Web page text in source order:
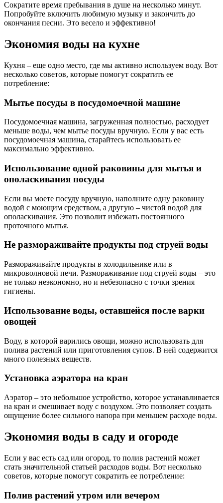
Сократите время пребывания в душе на несколько минут.
Попробуйте включить любимую музыку и закончить до
окончания песни. Это весело и эффективно!
Экономия воды на кухне
Кухня – еще одно место, где мы активно используем воду. Вот
несколько советов, которые помогут сократить ее
потребление:
Мытье посуды в посудомоечной машине
Посудомоечная машина, загруженная полностью, расходует
меньше воды, чем мытье посуды вручную. Если у вас есть
посудомоечная машина, старайтесь использовать ее
максимально эффективно.
Использование одной раковины для мытья и
ополаскивания посуды
Если вы моете посуду вручную, наполните одну раковину
водой с моющим средством, а другую – чистой водой для
ополаскивания. Это позволит избежать постоянного
проточного мытья.
Не размораживайте продукты под струей воды
Размораживайте продукты в холодильнике или в
микроволновой печи. Размораживание под струей воды – это
не только неэкономно, но и небезопасно с точки зрения
гигиены.
Использование воды, оставшейся после варки
овощей
Воду, в которой варились овощи, можно использовать для
полива растений или приготовления супов. В ней содержится
много полезных веществ.
Установка аэратора на кран
Аэратор – это небольшое устройство, которое устанавливается
на кран и смешивает воду с воздухом. Это позволяет создать
ощущение более сильного напора при меньшем расходе воды.
Экономия воды в саду и огороде
Если у вас есть сад или огород, то полив растений может
стать значительной статьей расходов воды. Вот несколько
советов, которые помогут сократить ее потребление:
Полив растений утром или вечером